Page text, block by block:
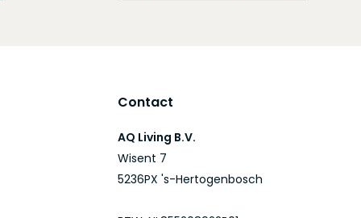
Contact
AQ Living B.V.
Wisent 7
5236PX 's-Hertogenbosch